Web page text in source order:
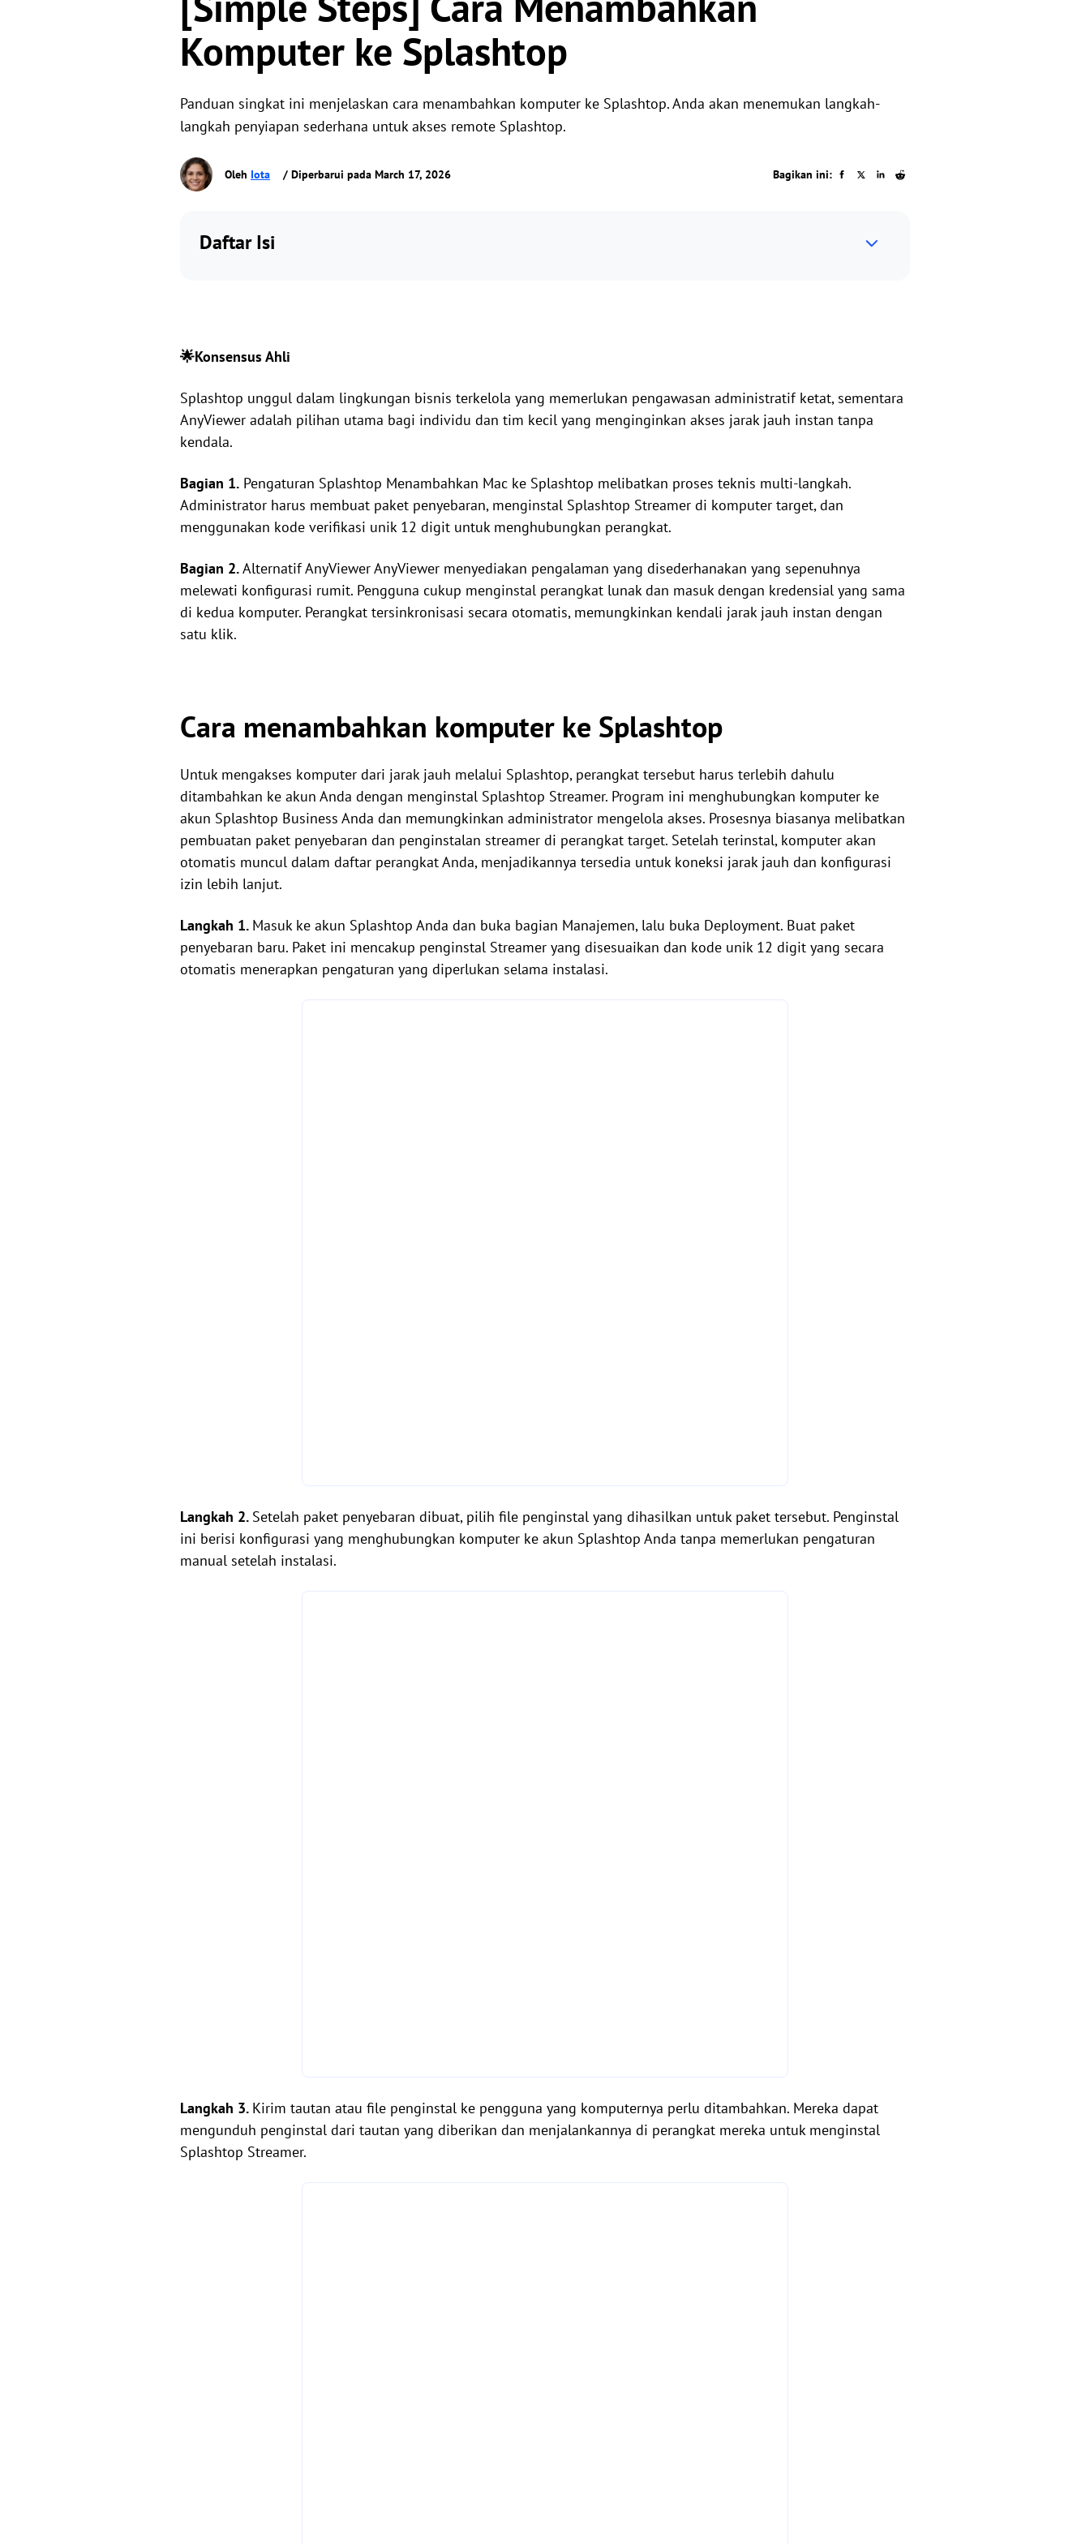
Kendalikan server luar negeri dengan
mudah
Kelola akses pengguna dengan izin fleksibel.
Komputer ke Splashtop
Panduan singkat ini menjelaskan cara menambahkan komputer ke Splashtop. Anda akan menemukan langkah-
langkah penyiapan sederhana untuk akses remote Splashtop.
Oleh Iota / Diperbarui pada March 17, 2026 Bagikan ini:
Daftar Isi
🌟Konsensus Ahli
Splashtop unggul dalam lingkungan bisnis terkelola yang memerlukan pengawasan administratif ketat, sementara
AnyViewer adalah pilihan utama bagi individu dan tim kecil yang menginginkan akses jarak jauh instan tanpa
kendala.
Bagian 1. Pengaturan Splashtop Menambahkan Mac ke Splashtop melibatkan proses teknis multi-langkah.
Administrator harus membuat paket penyebaran, menginstal Splashtop Streamer di komputer target, dan
menggunakan kode verifikasi unik 12 digit untuk menghubungkan perangkat.
Bagian 2.Alternatif AnyViewer AnyViewer menyediakan pengalaman yang disederhanakan yang sepenuhnya
melewati konfigurasi rumit. Pengguna cukup menginstal perangkat lunak dan masuk dengan kredensial yang sama
di kedua komputer. Perangkat tersinkronisasi secara otomatis, memungkinkan kendali jarak jauh instan dengan
satu klik.
Cara menambahkan komputer ke Splashtop
Untuk mengakses komputer dari jarak jauh melalui Splashtop, perangkat tersebut harus terlebih dahulu
ditambahkan ke akun Anda dengan menginstal Splashtop Streamer. Program ini menghubungkan komputer ke
akun Splashtop Business Anda dan memungkinkan administrator mengelola akses. Prosesnya biasanya melibatkan
pembuatan paket penyebaran dan penginstalan streamer di perangkat target. Setelah terinstal, komputer akan
otomatis muncul dalam daftar perangkat Anda, menjadikannya tersedia untuk koneksi jarak jauh dan konfigurasi
izin lebih lanjut.
Langkah 1. Masuk ke akun Splashtop Anda dan buka bagian Manajemen, lalu buka Deployment. Buat paket
penyebaran baru. Paket ini mencakup penginstal Streamer yang disesuaikan dan kode unik 12 digit yang secara
otomatis menerapkan pengaturan yang diperlukan selama instalasi.
Langkah 2. Setelah paket penyebaran dibuat, pilih file penginstal yang dihasilkan untuk paket tersebut. Penginstal
ini berisi konfigurasi yang menghubungkan komputer ke akun Splashtop Anda tanpa memerlukan pengaturan
manual setelah instalasi.
Langkah 3. Kirim tautan atau file penginstal ke pengguna yang komputernya perlu ditambahkan. Mereka dapat
mengunduh penginstal dari tautan yang diberikan dan menjalankannya di perangkat mereka untuk menginstal
Splashtop Streamer.